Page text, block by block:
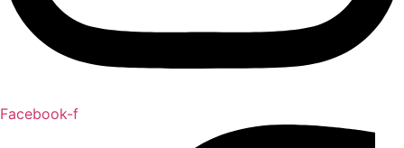
Facebook-f